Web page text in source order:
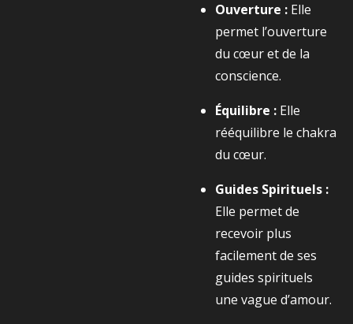
Ouverture : Elle
permet l’ouverture
du cœur et de la
conscience.
Équilibre : Elle
rééquilibre le chakra
du cœur.
Guides Spirituels :
Elle permet de
recevoir plus
facilement de ses
guides spirituels
une vague d’amour.